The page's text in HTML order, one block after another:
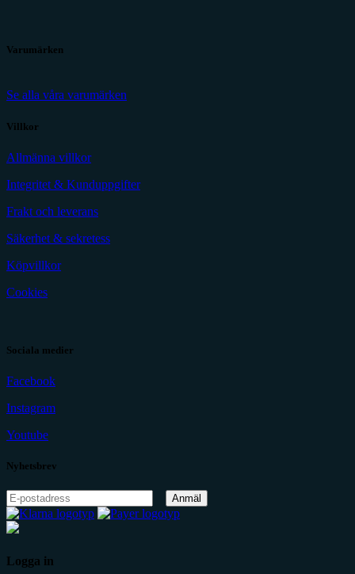
Varumärken
Se alla våra varumärken
Villkor
Allmänna villkor
Integritet & Kunduppgifter
Frakt och leverans
Säkerhet & sekretess
Köpvillkor
Cookies
Sociala medier
Facebook
Instagram
Youtube
Nyhetsbrev
Anmäl
Logga in